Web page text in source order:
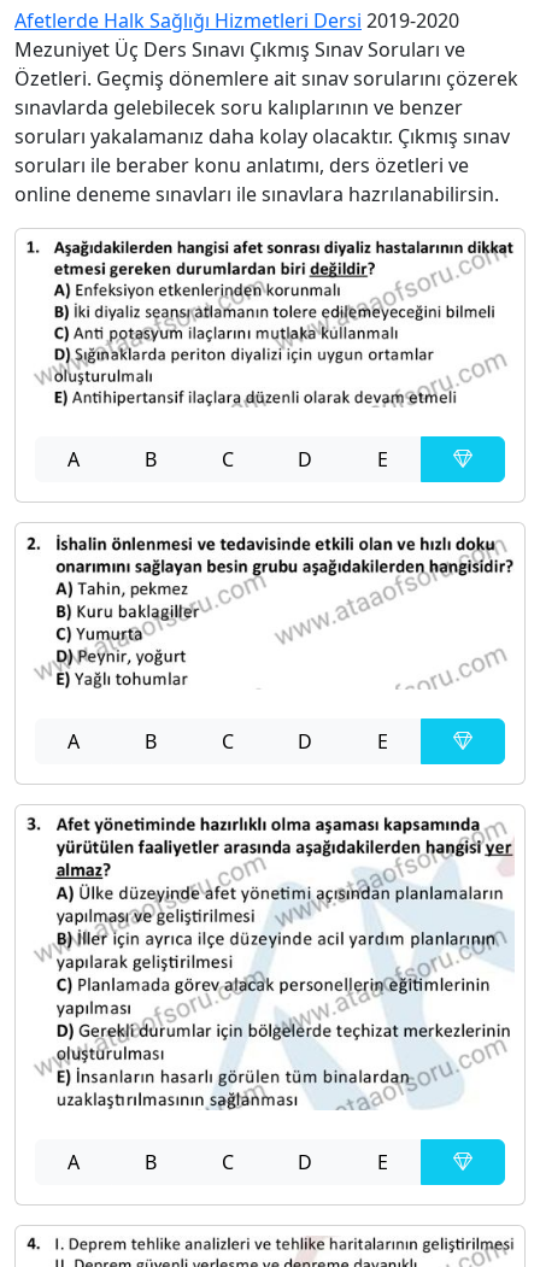
Afetlerde Halk Sağlığı Hizmetleri Dersi 2019-2020
Mezuniyet Üç Ders Sınavı Çıkmış Sınav Soruları ve
Özetleri. Geçmiş dönemlere ait sınav sorularını çözerek
sınavlarda gelebilecek soru kalıplarının ve benzer
soruları yakalamanız daha kolay olacaktır. Çıkmış sınav
soruları ile beraber konu anlatımı, ders özetleri ve
online deneme sınavları ile sınavlara hazrılanabilirsin.
A B C D E
A B C D E
A B C D E